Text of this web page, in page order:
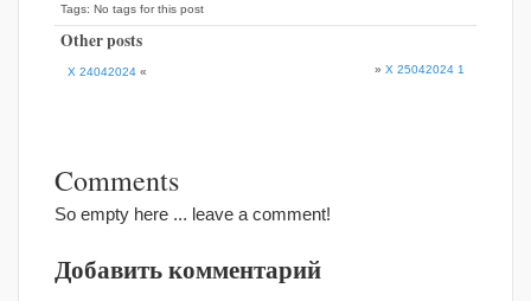
Tags: No tags for this post
Other posts
X 24042024 « » X 25042024 1
Comments
So empty here ... leave a comment!
Добавить комментарий